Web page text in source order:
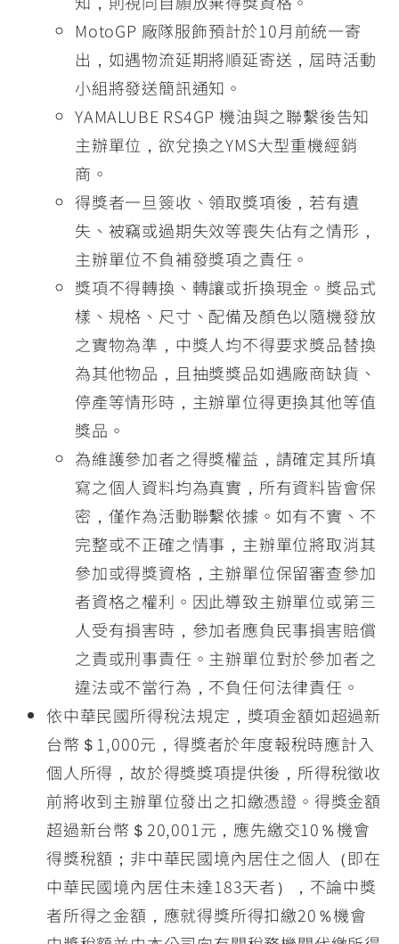
MotoGP 廠隊服飾預計於10月前統一寄
出，如遇物流延期將順延寄送，屆時活動
小組將發送簡訊通知。
YAMALUBE RS4GP 機油與之聯繫後告知
主辦單位，欲兌換之YMS大型重機經銷
商。
得獎者一旦簽收、領取獎項後，若有遺
失、被竊或過期失效等喪失佔有之情形，
主辦單位不負補發獎項之責任。
獎項不得轉換、轉讓或折換現金。獎品式
樣、規格、尺寸、配備及顏色以隨機發放
之實物為準，中獎人均不得要求獎品替換
為其他物品，且抽獎獎品如遇廠商缺貨、
停產等情形時，主辦單位得更換其他等值
獎品。
為維護參加者之得獎權益，請確定其所填
寫之個人資料均為真實，所有資料皆會保
密，僅作為活動聯繫依據。如有不實、不
完整或不正確之情事，主辦單位將取消其
參加或得獎資格，主辦單位保留審查參加
者資格之權利。因此導致主辦單位或第三
人受有損害時，參加者應負民事損害賠償
之責或刑事責任。主辦單位對於參加者之
違法或不當行為，不負任何法律責任。
依中華民國所得稅法規定，獎項金額如超過新
台幣＄1,000元，得獎者於年度報稅時應計入
個人所得，故於得獎獎項提供後，所得稅徵收
前將收到主辦單位發出之扣繳憑證。得獎金額
超過新台幣＄20,001元，應先繳交10％機會
得獎稅額；非中華民國境內居住之個人（即在
中華民國境內居住未達183天者），不論中獎
者所得之金額，應就得獎所得扣繳20％機會